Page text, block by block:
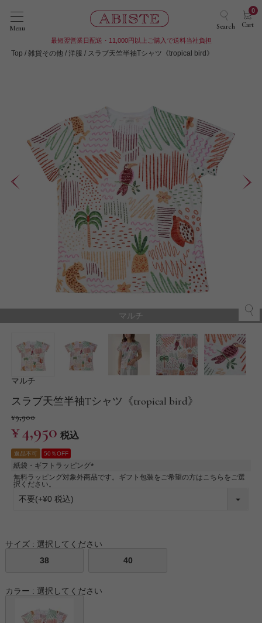
Menu Search Cart
0
最短翌営業日配送・11,000円以上ご購入で送料当社負担
Top 雑貨その他 洋服 スラブ天竺半袖Tシャツ《tropical bird》
マルチ
マルチ
スラブ天竺半袖Tシャツ《tropical bird》
¥9,900
¥4,950 税込
返品不可 50％OFF
紙袋・ギフトラッピング
(
必
無料ラッピング対象外商品です。ギフト包装をご希望の方はこちらをご選
択ください。
サイズ
選択してください
38
40
カラー 選択してください